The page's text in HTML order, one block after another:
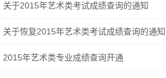
关于2015年艺术类考试成绩查询的通知
关于恢复2015年艺术类考试成绩查询的通知
2015年艺术类专业成绩查询开通